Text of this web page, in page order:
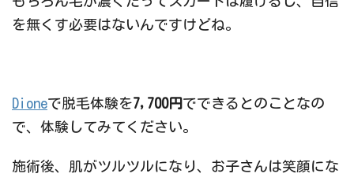
を無くす必要はないんですけどね。
Dioneで脱毛体験を7,700円でできるとのことなの
で、体験してみてください。
施術後、肌がツルツルになり、お子さんは笑顔にな